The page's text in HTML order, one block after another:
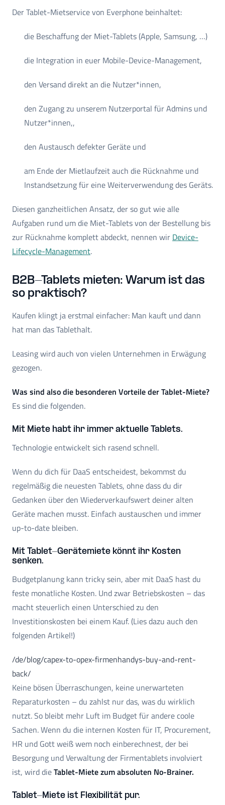
Der Tablet-Mietservice von Everphone beinhaltet:
die Beschaffung der Miet-Tablets (Apple, Samsung, …)
die Integration in euer Mobile-Device-Management,
den Versand direkt an die Nutzer*innen,
den Zugang zu unserem Nutzerportal für Admins und
Nutzer*innen,,
den Austausch defekter Geräte und
am Ende der Mietlaufzeit auch die Rücknahme und
Instandsetzung für eine Weiterverwendung des Geräts.
Diesen ganzheitlichen Ansatz, der so gut wie alle
Aufgaben rund um die Miet-Tablets von der Bestellung bis
zur Rücknahme komplett abdeckt, nennen wir Device-
Lifecycle-Management.
B2B-Tablets mieten: Warum ist das
so praktisch?
Kaufen klingt ja erstmal einfacher: Man kauft und dann
hat man das Tablethalt.
Leasing wird auch von vielen Unternehmen in Erwägung
gezogen.
Was sind also die besonderen Vorteile der Tablet-Miete?
Es sind die folgenden.
Mit Miete habt ihr immer aktuelle Tablets.
Technologie entwickelt sich rasend schnell.
Wenn du dich für DaaS entscheidest, bekommst du
regelmäßig die neuesten Tablets, ohne dass du dir
Gedanken über den Wiederverkaufswert deiner alten
Geräte machen musst. Einfach austauschen und immer
up-to-date bleiben.
Mit Tablet-Gerätemiete könnt ihr Kosten
senken.
Budgetplanung kann tricky sein, aber mit DaaS hast du
feste monatliche Kosten. Und zwar Betriebskosten – das
macht steuerlich einen Unterschied zu den
Investitionskosten bei einem Kauf. (Lies dazu auch den
folgenden Artikel!)
/de/blog/capex-to-opex-firmenhandys-buy-and-rent-
back/
Keine bösen Überraschungen, keine unerwarteten
Reparaturkosten – du zahlst nur das, was du wirklich
nutzt. So bleibt mehr Luft im Budget für andere coole
Sachen. Wenn du die internen Kosten für IT, Procurement,
HR und Gott weiß wem noch einberechnest, der bei
Besorgung und Verwaltung der Firmentablets involviert
ist, wird dieTablet-Miete zum absoluten No-Brainer.
Tablet-Miete ist Flexibilität pur.